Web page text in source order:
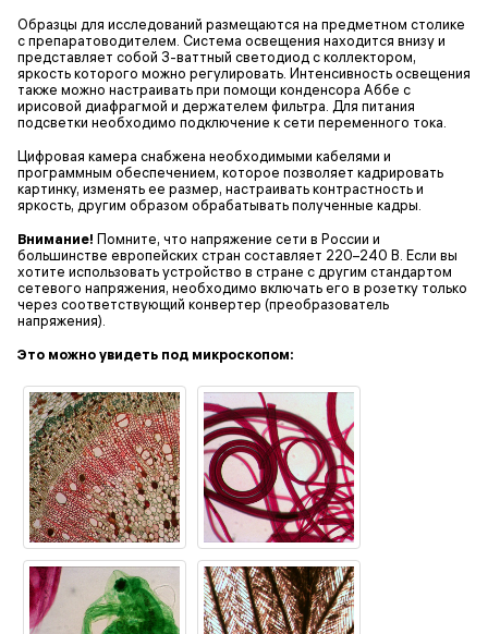
Образцы для исследований размещаются на предметном столике
с препаратоводителем. Система освещения находится внизу и
представляет собой 3-ваттный светодиод с коллектором,
яркость которого можно регулировать. Интенсивность освещения
также можно настраивать при помощи конденсора Аббе с
ирисовой диафрагмой и держателем фильтра. Для питания
подсветки необходимо подключение к сети переменного тока.
Цифровая камера снабжена необходимыми кабелями и
программным обеспечением, которое позволяет кадрировать
картинку, изменять ее размер, настраивать контрастность и
яркость, другим образом обрабатывать полученные кадры.
Внимание! Помните, что напряжение сети в России и
большинстве европейских стран составляет 220–240 В. Если вы
хотите использовать устройство в стране с другим стандартом
сетевого напряжения, необходимо включать его в розетку только
через соответствующий конвертер (преобразователь
напряжения).
Это можно увидеть под микроскопом: